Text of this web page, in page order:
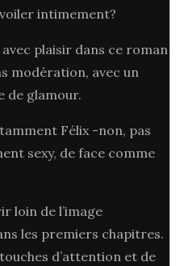
intimement?
plaisir dans ce roman
modération, avec un
de glamour.
Félix -non, pas
sexy, de face comme
loin de l’image
les premiers chapitres.
d’attention et de